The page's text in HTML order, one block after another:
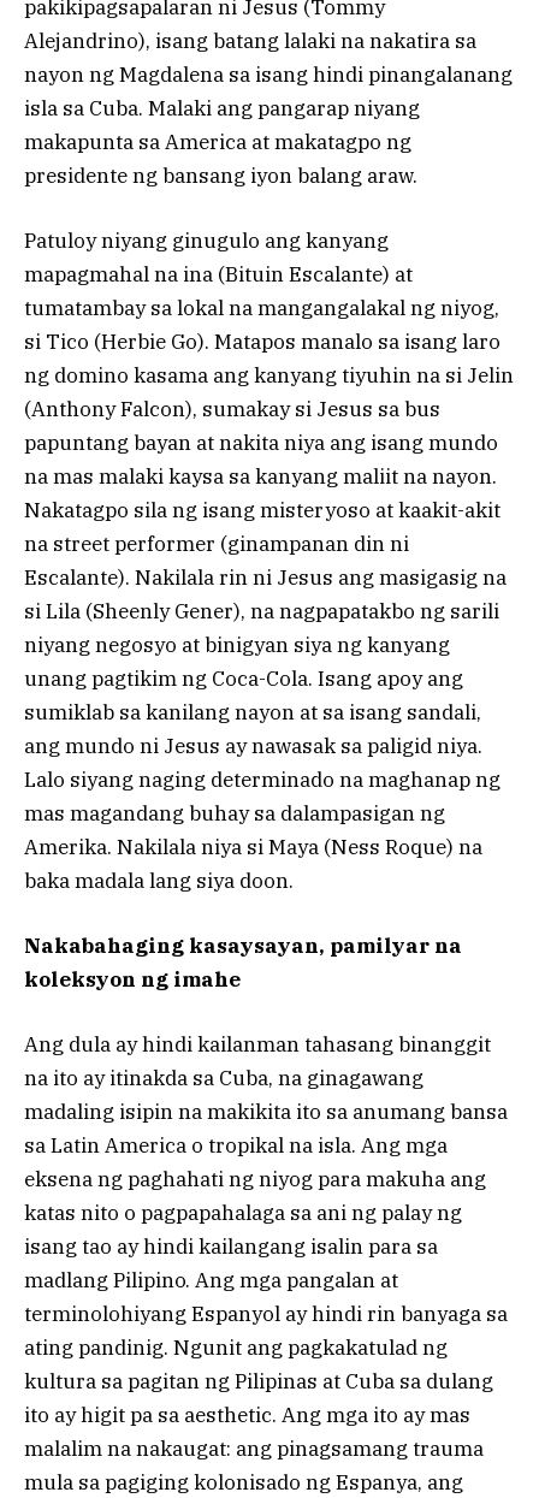
pakikipagsapalaran ni Jesus (Tommy
Alejandrino), isang batang lalaki na nakatira sa
nayon ng Magdalena sa isang hindi pinangalanang
isla sa Cuba. Malaki ang pangarap niyang
makapunta sa America at makatagpo ng
presidente ng bansang iyon balang araw.
Patuloy niyang ginugulo ang kanyang
mapagmahal na ina (Bituin Escalante) at
tumatambay sa lokal na mangangalakal ng niyog,
si Tico (Herbie Go). Matapos manalo sa isang laro
ng domino kasama ang kanyang tiyuhin na si Jelin
(Anthony Falcon), sumakay si Jesus sa bus
papuntang bayan at nakita niya ang isang mundo
na mas malaki kaysa sa kanyang maliit na nayon.
Nakatagpo sila ng isang misteryoso at kaakit-akit
na street performer (ginampanan din ni
Escalante). Nakilala rin ni Jesus ang masigasig na
si Lila (Sheenly Gener), na nagpapatakbo ng sarili
niyang negosyo at binigyan siya ng kanyang
unang pagtikim ng Coca-Cola. Isang apoy ang
sumiklab sa kanilang nayon at sa isang sandali,
ang mundo ni Jesus ay nawasak sa paligid niya.
Lalo siyang naging determinado na maghanap ng
mas magandang buhay sa dalampasigan ng
Amerika. Nakilala niya si Maya (Ness Roque) na
baka madala lang siya doon.
Nakabahaging kasaysayan, pamilyar na
koleksyon ng imahe
Ang dula ay hindi kailanman tahasang binanggit
na ito ay itinakda sa Cuba, na ginagawang
madaling isipin na makikita ito sa anumang bansa
sa Latin America o tropikal na isla. Ang mga
eksena ng paghahati ng niyog para makuha ang
katas nito o pagpapahalaga sa ani ng palay ng
isang tao ay hindi kailangang isalin para sa
madlang Pilipino. Ang mga pangalan at
terminolohiyang Espanyol ay hindi rin banyaga sa
ating pandinig. Ngunit ang pagkakatulad ng
kultura sa pagitan ng Pilipinas at Cuba sa dulang
ito ay higit pa sa aesthetic. Ang mga ito ay mas
malalim na nakaugat: ang pinagsamang trauma
mula sa pagiging kolonisado ng Espanya, ang